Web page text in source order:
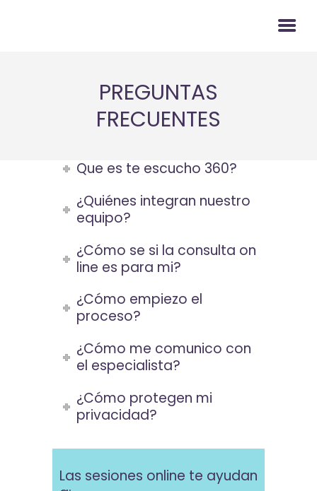
PREGUNTAS
FRECUENTES
NOSOTROS
SERVICIOS
CITAS
BLOG
CONTACTO
Que es te escucho 360?
¿Quiénes integran nuestro
equipo?
¿Cómo se si la consulta on
line es para mi?
¿Cómo empiezo el
proceso?
¿Cómo me comunico con
el especialista?
¿Cómo protegen mi
privacidad?
Las sesiones online te ayudan